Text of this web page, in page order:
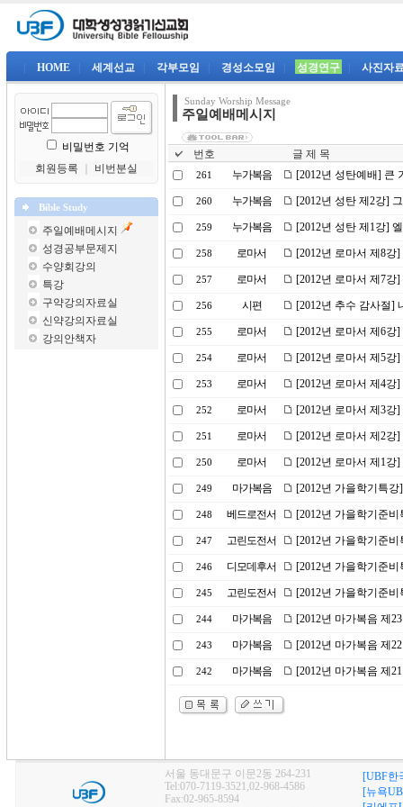
HOME 세계선교 각부모임 경성소모임 성경연구 사진자
비밀번호 기억
회원등록
비번분실
Bible Study
주일예배메시지
성경공부문제지
수양회강의
특강
구약강의자료실
신약강의자료실
강의안책자
Sunday Worship Message
주일예배메시지
번호 글 제 목
261 누가복음 [2012년 성탄예배] 큰
260 누가복음 [2012년 성탄 제2강]
259 누가복음 [2012년 성탄 제1강]
258 로마서 [2012년 로마서 제8강
257 로마서 [2012년 로마서 제7강
256 시편 [2012년 추수 감사절]
255 로마서 [2012년 로마서 제6강
254 로마서 [2012년 로마서 제5강
253 로마서 [2012년 로마서 제4강
252 로마서 [2012년 로마서 제3
251 로마서 [2012년 로마서 제2강
250 로마서 [2012년 로마서 제1강
249 마가복음 [2012년 가을학기특
248 베드로전서 [2012년 가을학기준
247 고린도전서 [2012년 가을학기준
246 디모데후서 [2012년 가을학기준
245 고린도전서 [2012년 가을학기준
244 마가복음 [2012년 마가복음 제
243 마가복음 [2012년 마가복음 제
242 마가복음 [2012년 마가복음 제
서울 동대문구 이문2동 264-231
Tel:070-7119-3521,02-968-4586
Fax:02-965-8594
[UBF한
[뉴욕